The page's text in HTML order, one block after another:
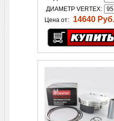
ДИАМЕТР VERTEX:
Цена от:
14640 Руб.